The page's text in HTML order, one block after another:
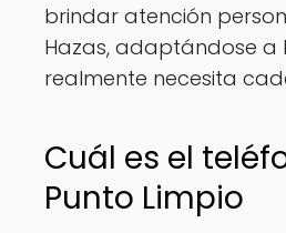
brindar atención
Hazas, adaptándose a
realmente necesita
Cuál es el
Punto Limpio